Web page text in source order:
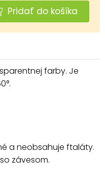
Pridať do košíka
farby. Je
a neobsahuje ftaláty.
závesom.